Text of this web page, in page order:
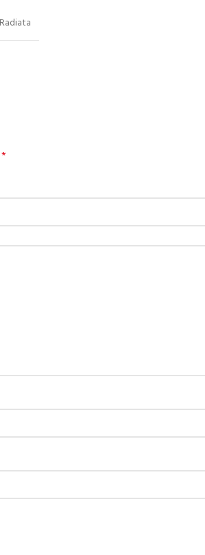
*